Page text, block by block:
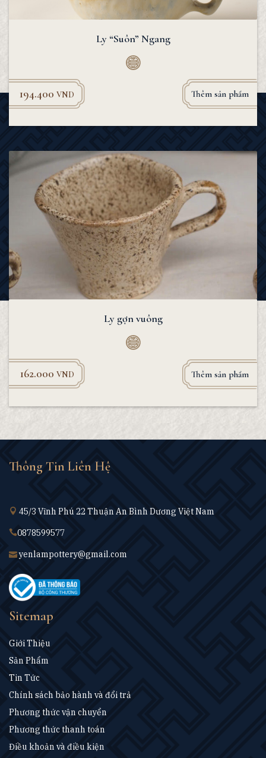
Ly “Suôn” Ngang
194.400 VND Thêm sản phẩm
Ly gợn vuông
162.000 VND Thêm sản phẩm
Thông Tin Liên Hệ
45/3 Vĩnh Phú 22 Thuận An Bình Dương Việt Nam
0878599577
yenlampottery@gmail.com
Sitemap
Giới Thiệu
Sản Phẩm
Tin Tức
Chính sách bảo hành và đổi trả
Phương thức vận chuyển
Phương thức thanh toán
Điều khoản và điều kiện